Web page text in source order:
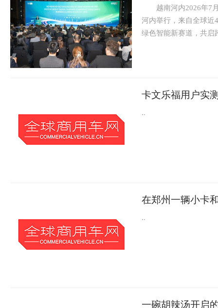
越南河内2026年7月
河内举行，来自全球近
绿色智能新赛道，共启
卡文乐福用户实
..
在郑州一辆小卡
..
一碗胡辣汤开启